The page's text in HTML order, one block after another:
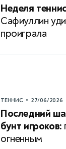
Неделя
Сафиуллин
проиграла
ТЕННИС • 27/06/2026
Последний
бунт игроков:
огненным